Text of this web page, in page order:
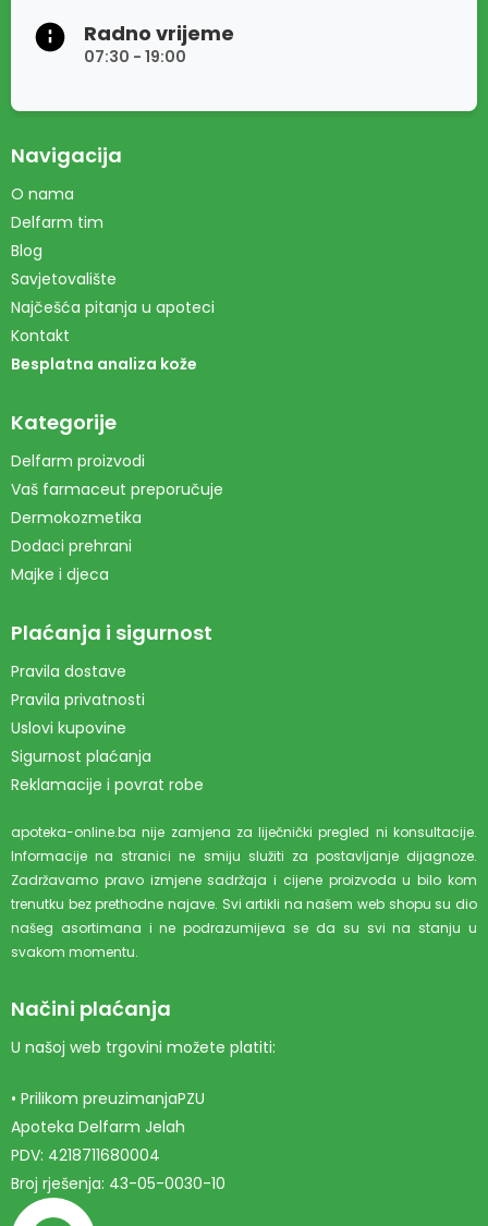
Radno vrijeme
07:30 - 19:00
Navigacija
O nama
Delfarm tim
Blog
Savjetovalište
Najčešća pitanja u apoteci
Kontakt
Besplatna analiza kože
Kategorije
Delfarm proizvodi
Vaš farmaceut preporučuje
Dermokozmetika
Dodaci prehrani
Majke i djeca
Plaćanja i sigurnost
Pravila dostave
Pravila privatnosti
Uslovi kupovine
Sigurnost plaćanja
Reklamacije i povrat robe
apoteka-online.ba nije zamjena za liječnički pregled ni konsultacije.
Informacije na stranici ne smiju služiti za postavljanje dijagnoze.
Zadržavamo pravo izmjene sadržaja i cijene proizvoda u bilo kom
trenutku bez prethodne najave. Svi artikli na našem web shopu su dio
našeg asortimana i ne podrazumijeva se da su svi na stanju u
svakom momentu.
Načini plaćanja
U našoj web trgovini možete platiti:
• Prilikom preuzimanjaPZU
Apoteka Delfarm Jelah
PDV: 4218711680004
Broj rješenja: 43-05-0030-10